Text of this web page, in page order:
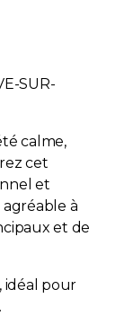
SUR-
calme,
cet
et
à
et de
pour